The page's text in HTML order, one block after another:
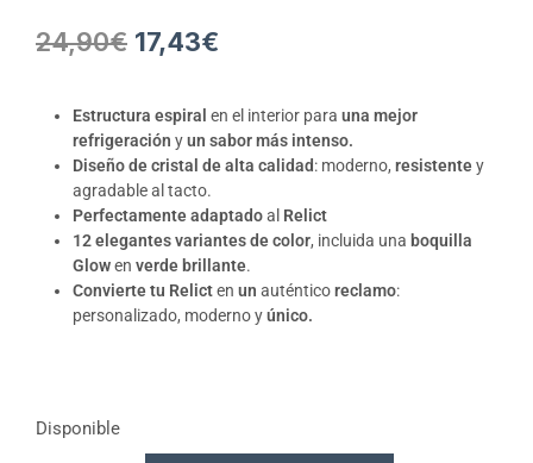
24,90€ 17,43€
Estructura espiral en el interior para una mejor
refrigeración yun sabor más intenso.
Diseño de cristal de alta calidad: moderno, resistentey
agradable al tacto.
Perfectamente adaptadoal Relict
12 elegantes variantes de color, incluida una boquilla
Glowen verde brillante.
Convierte tu Relicten un auténticoreclamo:
personalizado, moderno yúnico.
Disponible